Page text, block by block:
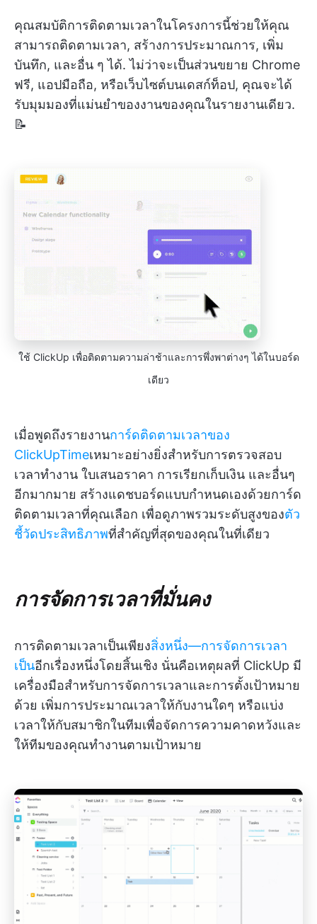
คุณสมบัติการติดตามเวลาในโครงการนี้ช่วยให้คุณ
สามารถติดตามเวลา, สร้างการประมาณการ, เพิ่ม
บันทึก, และอื่น ๆ ได้. ไม่ว่าจะเป็นส่วนขยาย Chrome
ฟรี, แอปมือถือ, หรือเว็บไซต์บนเดสก์ท็อป, คุณจะได้
รับมุมมองที่แม่นยำของงานของคุณในรายงานเดียว.
📝
ใช้ ClickUp เพื่อติดตามความล่าช้าและการพึ่งพาต่างๆ ได้ในบอร์ด
เดียว
เมื่อพูดถึงรายงานการ์ดติดตามเวลาของ
ClickUpTimeเหมาะอย่างยิ่งสำหรับการตรวจสอบ
เวลาทำงาน ใบเสนอราคา การเรียกเก็บเงิน และอื่นๆ
อีกมากมาย สร้างแดชบอร์ดแบบกำหนดเองด้วยการ์ด
ติดตามเวลาที่คุณเลือก เพื่อดูภาพรวมระดับสูงของตัว
ชี้วัดประสิทธิภาพที่สำคัญที่สุดของคุณในที่เดียว
การจัดการเวลาที่มั่นคง
การติดตามเวลาเป็นเพียงสิ่งหนึ่ง—การจัดการเวลา
เป็นอีกเรื่องหนึ่งโดยสิ้นเชิง นั่นคือเหตุผลที่ ClickUp มี
เครื่องมือสำหรับการจัดการเวลาและการตั้งเป้าหมาย
ด้วย เพิ่มการประมาณเวลาให้กับงานใดๆ หรือแบ่ง
เวลาให้กับสมาชิกในทีมเพื่อจัดการความคาดหวังและ
ให้ทีมของคุณทำงานตามเป้าหมาย